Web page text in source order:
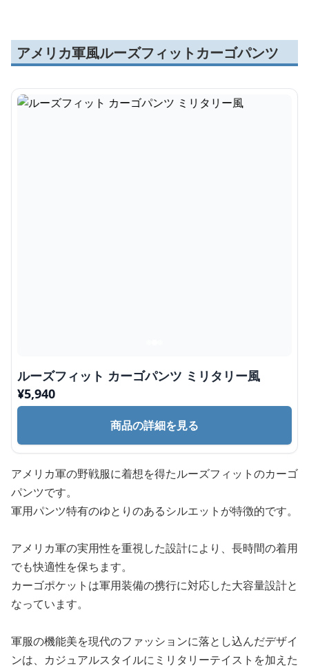
アメリカ軍風ルーズフィットカーゴパンツ
ルーズフィット カーゴパンツ ミリタリー風
¥5,940
商品の詳細を見る
アメリカ軍の野戦服に着想を得たルーズフィットのカーゴ
パンツです。
軍用パンツ特有のゆとりのあるシルエットが特徴的です。
アメリカ軍の実用性を重視した設計により、長時間の着用
でも快適性を保ちます。
カーゴポケットは軍用装備の携行に対応した大容量設計と
なっています。
軍服の機能美を現代のファッションに落とし込んだデザイ
ンは、カジュアルスタイルにミリタリーテイストを加えた